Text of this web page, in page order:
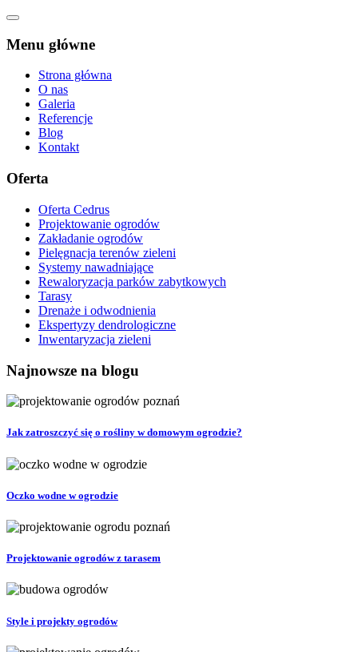
Menu główne
Strona główna
O nas
Galeria
Referencje
Blog
Kontakt
Oferta
Oferta Cedrus
Projektowanie ogrodów
Zakładanie ogrodów
Pielęgnacja terenów zieleni
Systemy nawadniające
Rewaloryzacja parków zabytkowych
Tarasy
Drenaże i odwodnienia
Ekspertyzy dendrologiczne
Inwentaryzacja zieleni
Najnowsze na blogu
Jak zatroszczyć się o rośliny w domowym ogrodzie?
Oczko wodne w ogrodzie
Projektowanie ogrodów z tarasem
Style i projekty ogrodów